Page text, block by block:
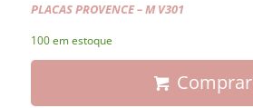
PLACAS PROVENCE– M V301
100 em estoque
Comprar